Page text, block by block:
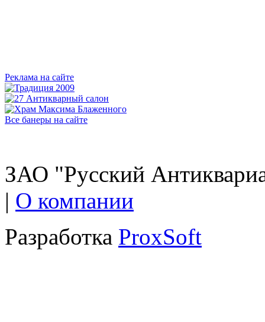
Реклама на сайте
Все банеры на сайте
ЗАО "Русский
| О компании
Разработка ProxSoft